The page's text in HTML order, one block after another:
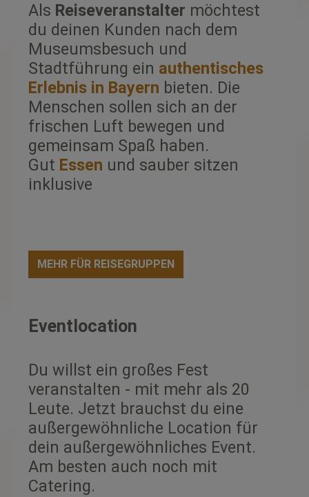
Als Reiseveranstalter möchtest
du deinen Kunden nach dem
Museumsbesuch und
Stadtführung ein authentisches
Erlebnis in Bayern bieten. Die
Menschen sollen sich an der
frischen Luft bewegen und
gemeinsam Spaß haben.
Gut Essen und sauber sitzen
inklusive
MEHR FÜR REISEGRUPPEN
Eventlocation
Du willst ein großes Fest
veranstalten - mit mehr als 20
Leute. Jetzt brauchst du eine
außergewöhnliche Location für
dein außergewöhnliches Event.
Am besten auch noch mit
Catering.